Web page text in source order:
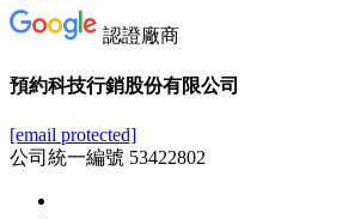
認證廠商
預約科技行銷股份有限公司
[email protected]
公司統一編號 53422802